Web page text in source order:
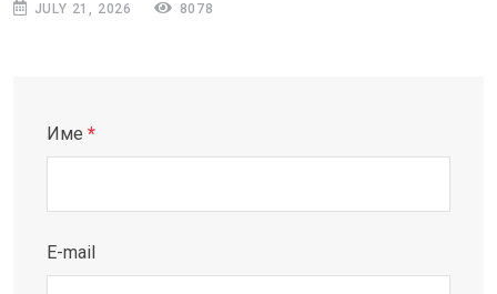
JULY 21, 2026 8078
Име *
E-mail